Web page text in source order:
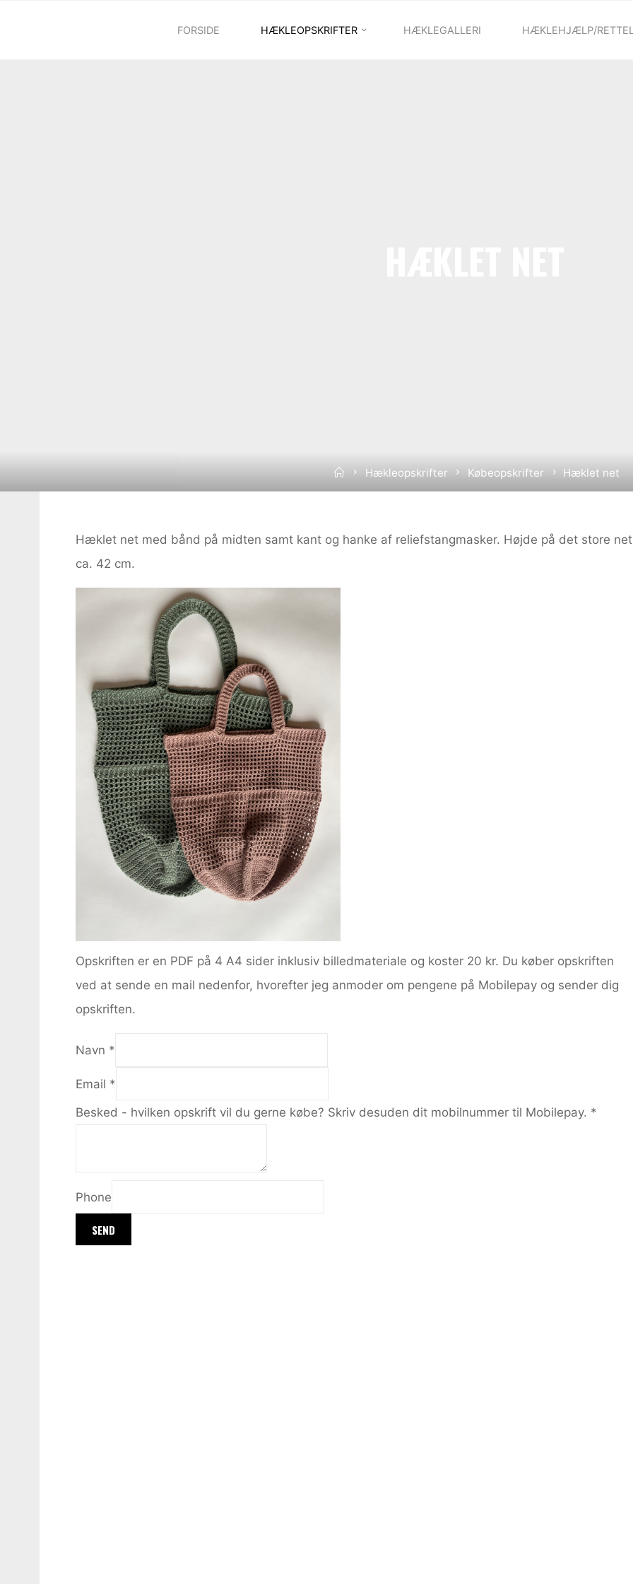
LYKKEGAARD
FORSIDE HÆKLEOPSKRIFTER HÆKLEGALLERI HÆKLEHJÆLP/
HomeHækleopskrifter Købeopskrifter Hæklet net
Hæklet net med bånd på midten samt kant og hanke af reliefstangmasker. Højde på det store net
ca. 42 cm.
Opskriften er en PDF på 4 A4 sider inklusiv billedmateriale og koster 20 kr. Du køber opskriften
ved at sende en mail nedenfor, hvorefter jeg anmoder om pengene på Mobilepay og sender dig
opskriften.
Navn *
Email *
Besked - hvilken opskrift vil du gerne købe? Skriv desuden dit mobilnummer til Mobilepay. *
Phone
SEND